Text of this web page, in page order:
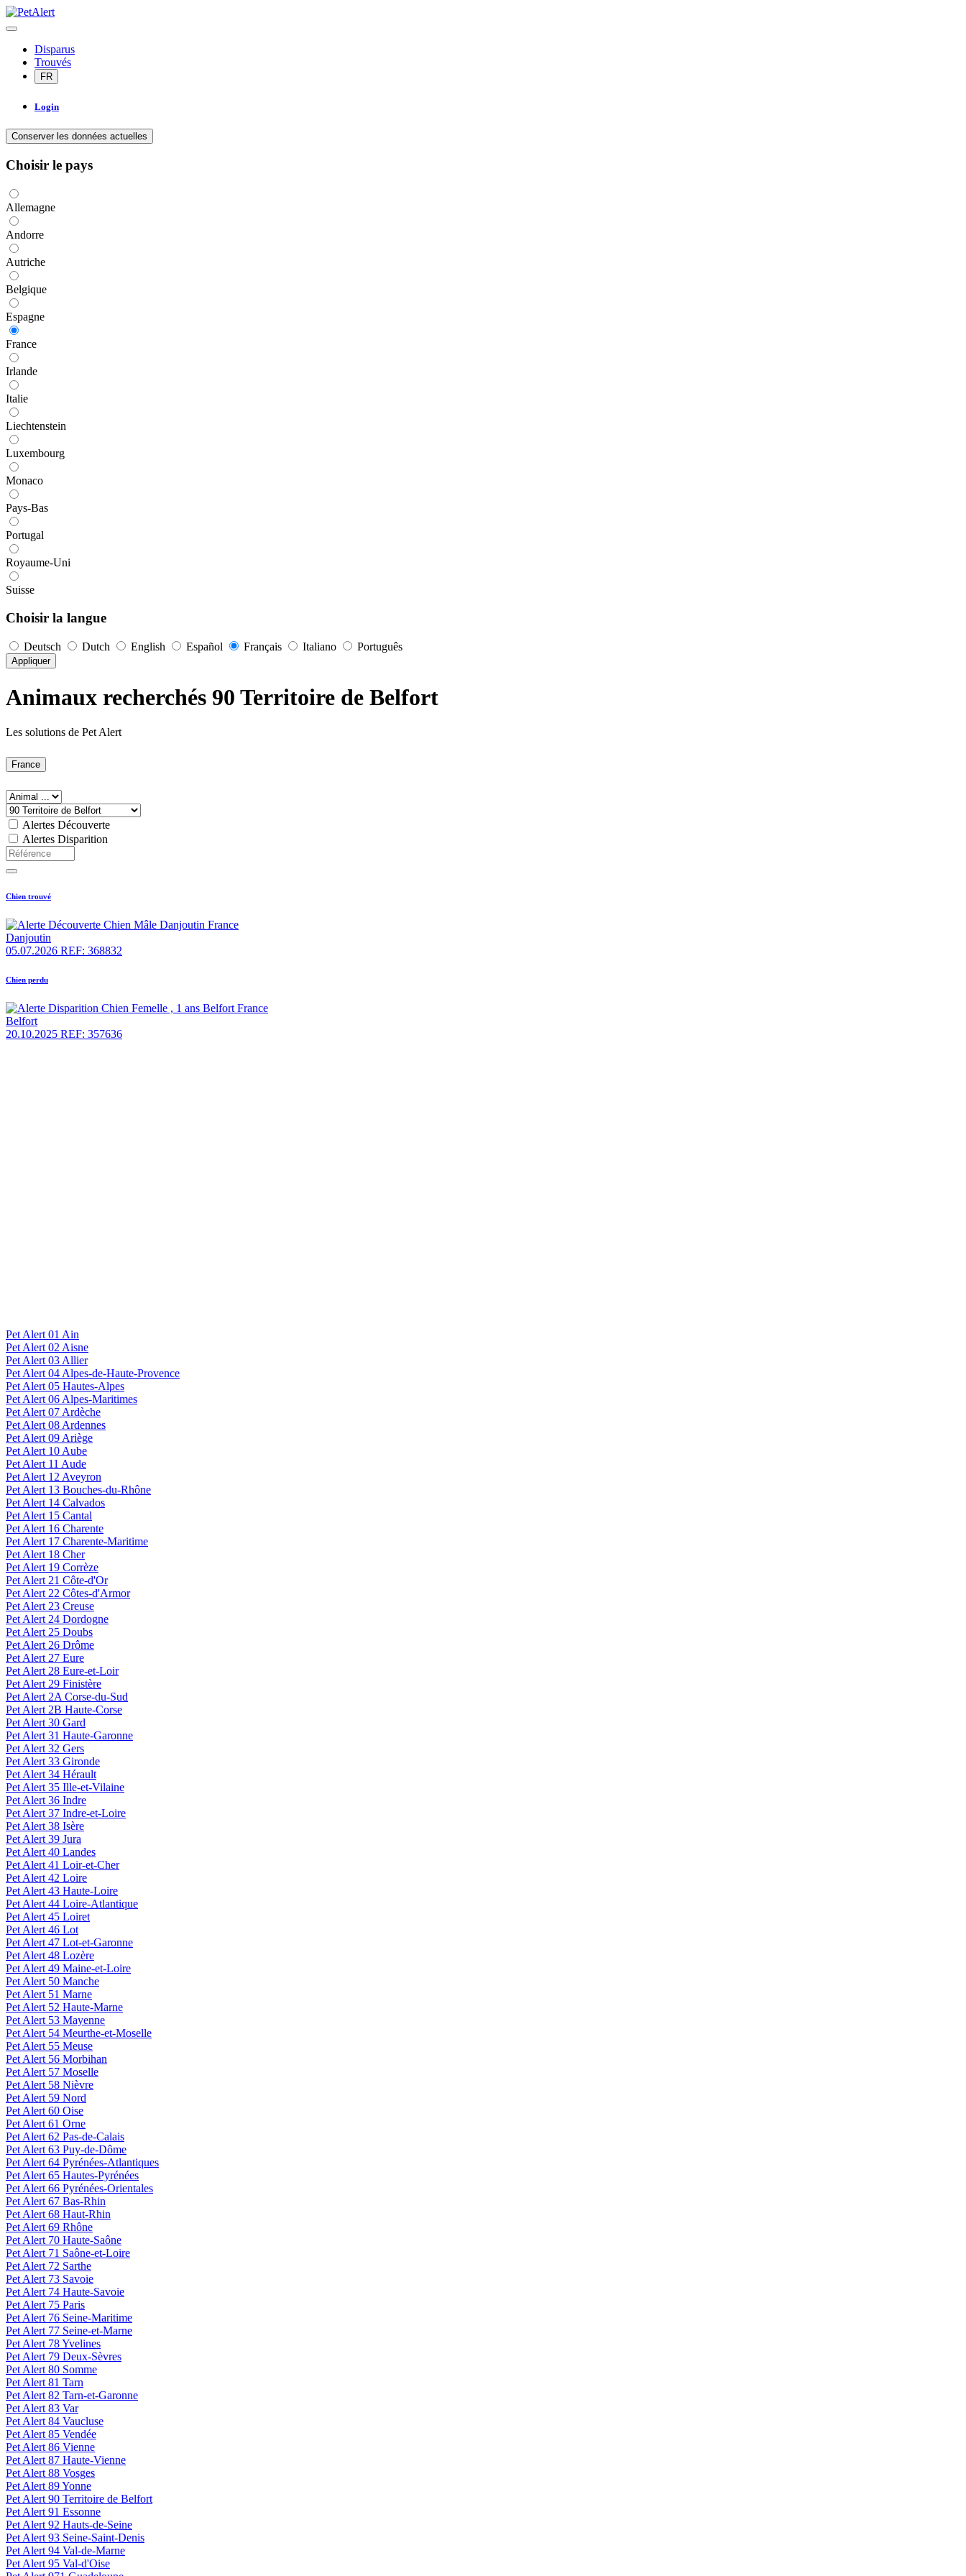
Disparus
Trouvés
FR
Login
Conserver les données actuelles
Choisir le pays
Allemagne
Andorre
Autriche
Belgique
Espagne
France
Irlande
Italie
Liechtenstein
Luxembourg
Monaco
Pays-Bas
Portugal
Royaume-Uni
Suisse
Choisir la langue
Deutsch Dutch English Español Français Italiano Português
Appliquer
Animaux recherchés 90 Territoire de Belfort
Les solutions de Pet Alert
France
Alertes Découverte
Alertes Disparition
Chien trouvé
Danjoutin
05.07.2026 REF: 368832
Chien perdu
Belfort
20.10.2025 REF: 357636
Pet Alert 01 Ain
Pet Alert 02 Aisne
Pet Alert 03 Allier
Pet Alert 04 Alpes-de-Haute-Provence
Pet Alert 05 Hautes-Alpes
Pet Alert 06 Alpes-Maritimes
Pet Alert 07 Ardèche
Pet Alert 08 Ardennes
Pet Alert 09 Ariège
Pet Alert 10 Aube
Pet Alert 11 Aude
Pet Alert 12 Aveyron
Pet Alert 13 Bouches-du-Rhône
Pet Alert 14 Calvados
Pet Alert 15 Cantal
Pet Alert 16 Charente
Pet Alert 17 Charente-Maritime
Pet Alert 18 Cher
Pet Alert 19 Corrèze
Pet Alert 21 Côte-d'Or
Pet Alert 22 Côtes-d'Armor
Pet Alert 23 Creuse
Pet Alert 24 Dordogne
Pet Alert 25 Doubs
Pet Alert 26 Drôme
Pet Alert 27 Eure
Pet Alert 28 Eure-et-Loir
Pet Alert 29 Finistère
Pet Alert 2A Corse-du-Sud
Pet Alert 2B Haute-Corse
Pet Alert 30 Gard
Pet Alert 31 Haute-Garonne
Pet Alert 32 Gers
Pet Alert 33 Gironde
Pet Alert 34 Hérault
Pet Alert 35 Ille-et-Vilaine
Pet Alert 36 Indre
Pet Alert 37 Indre-et-Loire
Pet Alert 38 Isère
Pet Alert 39 Jura
Pet Alert 40 Landes
Pet Alert 41 Loir-et-Cher
Pet Alert 42 Loire
Pet Alert 43 Haute-Loire
Pet Alert 44 Loire-Atlantique
Pet Alert 45 Loiret
Pet Alert 46 Lot
Pet Alert 47 Lot-et-Garonne
Pet Alert 48 Lozère
Pet Alert 49 Maine-et-Loire
Pet Alert 50 Manche
Pet Alert 51 Marne
Pet Alert 52 Haute-Marne
Pet Alert 53 Mayenne
Pet Alert 54 Meurthe-et-Moselle
Pet Alert 55 Meuse
Pet Alert 56 Morbihan
Pet Alert 57 Moselle
Pet Alert 58 Nièvre
Pet Alert 59 Nord
Pet Alert 60 Oise
Pet Alert 61 Orne
Pet Alert 62 Pas-de-Calais
Pet Alert 63 Puy-de-Dôme
Pet Alert 64 Pyrénées-Atlantiques
Pet Alert 65 Hautes-Pyrénées
Pet Alert 66 Pyrénées-Orientales
Pet Alert 67 Bas-Rhin
Pet Alert 68 Haut-Rhin
Pet Alert 69 Rhône
Pet Alert 70 Haute-Saône
Pet Alert 71 Saône-et-Loire
Pet Alert 72 Sarthe
Pet Alert 73 Savoie
Pet Alert 74 Haute-Savoie
Pet Alert 75 Paris
Pet Alert 76 Seine-Maritime
Pet Alert 77 Seine-et-Marne
Pet Alert 78 Yvelines
Pet Alert 79 Deux-Sèvres
Pet Alert 80 Somme
Pet Alert 81 Tarn
Pet Alert 82 Tarn-et-Garonne
Pet Alert 83 Var
Pet Alert 84 Vaucluse
Pet Alert 85 Vendée
Pet Alert 86 Vienne
Pet Alert 87 Haute-Vienne
Pet Alert 88 Vosges
Pet Alert 89 Yonne
Pet Alert 90 Territoire de Belfort
Pet Alert 91 Essonne
Pet Alert 92 Hauts-de-Seine
Pet Alert 93 Seine-Saint-Denis
Pet Alert 94 Val-de-Marne
Pet Alert 95 Val-d'Oise